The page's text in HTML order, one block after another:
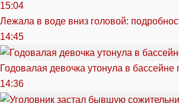
15:04
Лежала в воде вниз головой:
14:45
Годовалая девочка утонула в бассейне
14:36